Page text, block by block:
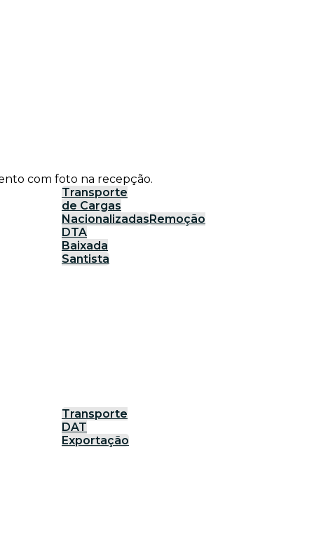
com foto na recepção.
Transporte
de Cargas
Nacionalizadas Remoção
DTA
Baixada
Santista
Transporte
DAT
Exportação